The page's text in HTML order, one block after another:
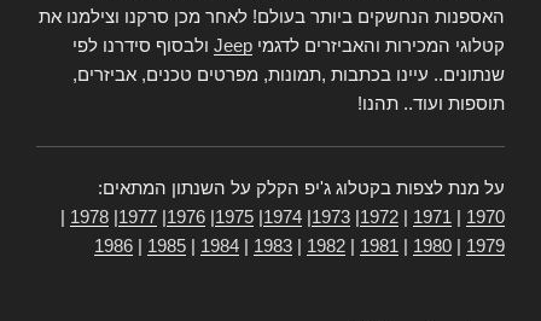
האספנות הנחשקים ביותר בעולם! לאחר מכן סרקנו וצילמנו את
קטלוגי המכירות והאביזרים לדגמי Jeep ולבסוף סידרנו לפי
שנתונים.. עיינו בכתבות ,תמונות, מפרטים טכנים, אביזרים,
תוספות ועוד.. תהנו!
על מנת לצפות בקטלוג ג'יפ הקלק על השנתון המתאים:
1970
1971
1972
1973
1974
1975
1976
1977
1978
1979
1980
1981
1982
1983
1984
1985
1986